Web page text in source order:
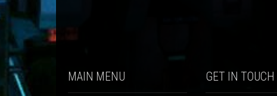
MAIN MENU GET IN TOUCH